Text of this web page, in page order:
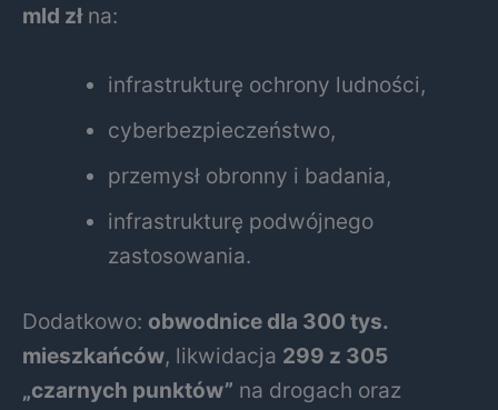
mld złna:
infrastrukturę ochrony ludności,
cyberbezpieczeństwo,
przemysł obronny i badania,
infrastrukturę podwójnego
zastosowania.
Dodatkowo: obwodnice dla 300 tys.
mieszkańców, likwidacja 299 z 305
„czarnych punktów” na drogach oraz